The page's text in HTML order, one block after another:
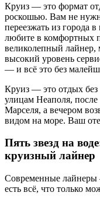
Круиз — это формат
роскошью. Вам не
переезжать из города
любите в комфортных
великолепный
высокий уровень
— и всё это без
Круиз — это отдых без
улицам Неаполя,
Марселя, а вечером
видом на море. Ваш
Пять звезд на
круизный лайнер
Современные лайнеры
есть всё, что только